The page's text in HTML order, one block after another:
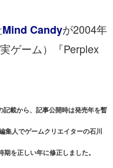
Mind Candyが2004年
ゲーム）『Perplex
載から、記事公開時は発売年を暫
集人でゲームクリエイターの石川
を正しい年に修正しました。